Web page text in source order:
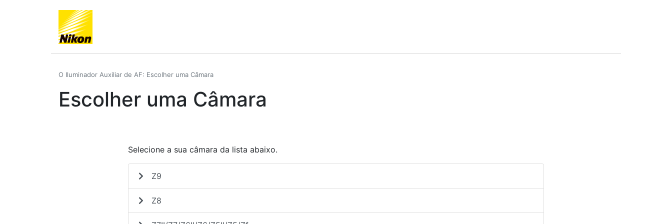
O Iluminador Auxiliar de AF: Escolher uma Câmara
Escolher uma Câmara
Selecione a sua câmara da lista abaixo.
Z9
Z8